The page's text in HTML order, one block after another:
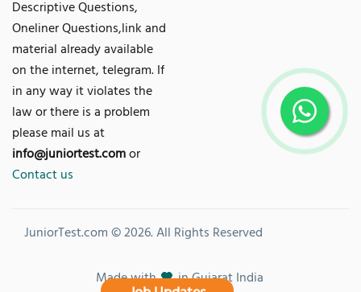
Descriptive Questions,
Oneliner Questions,link and
material already available
on the internet, telegram. If
in any way it violates the
law or there is a problem
please mail us at
info@juniortest.comor
Contact us
JuniorTest.com © 2026. All Rights Reserved
Made with in Gujarat India